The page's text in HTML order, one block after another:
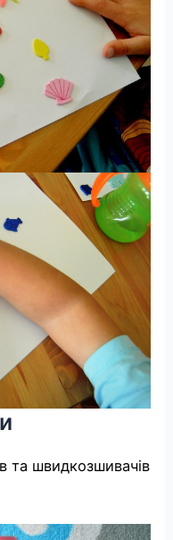
та швидкозшивачів